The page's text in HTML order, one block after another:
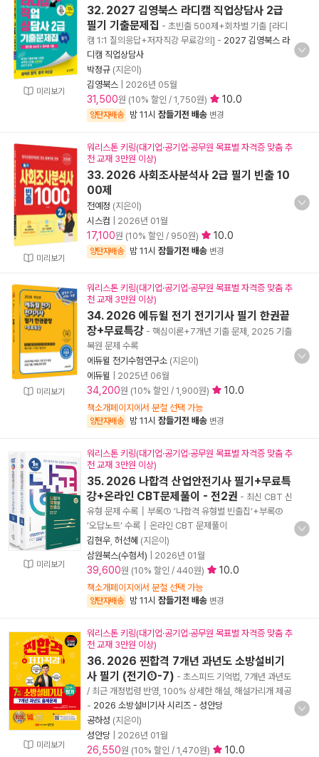
미리보기
32. 2027 김영북스 라디캠 직업상담사 2급
필기 기출문제집 - 초빈출 500제+회차별 기출 [라디
캠 1:1 질의응답+저자직강 무료강의] - 2027 김영북스 라
디캠 직업상담사
박정규 (지은이)
김영북스
2026년 05월
31,500원 (10% 할인 / 1,750원) 10.0
양탄자배송 밤 11시 잠들기전 배송 변경
미리보기
워리스톤 키링(대기업·공기업·공무원 목표별 자격증 맞춤 추
천 교재 3만원 이상)
33. 2026 사회조사분석사 2급 필기 빈출 10
00제
전예정 (지은이)
시스컴
2026년 01월
17,100원 (10% 할인 / 950원) 10.0
양탄자배송 밤 11시 잠들기전 배송 변경
미리보기
워리스톤 키링(대기업·공기업·공무원 목표별 자격증 맞춤 추
천 교재 3만원 이상)
34. 2026 에듀윌 전기 전기기사 필기 한권끝
장+무료특강 - 핵심이론+7개년 기출 문제, 2025 기출
복원 문제 수록
에듀윌 전기수험연구소 (지은이)
에듀윌
2025년 06월
34,200원 (10% 할인 / 1,900원) 10.0
책소개페이지에서 분철 선택 가능
양탄자배송 밤 11시 잠들기전 배송 변경
미리보기
워리스톤 키링(대기업·공기업·공무원 목표별 자격증 맞춤 추
천 교재 3만원 이상)
35. 2026 나합격 산업안전기사 필기+무료특
강+온라인 CBT문제풀이 - 전2권 - 최신 CBT 신
유형 문제 수록┃부록① ’나합격 유형별 빈출집‘+부록②
’오답노트‘ 수록┃온라인 CBT 문제풀이
김현우 허선혜 (지은이)
삼원북스(수험서)
2026년 01월
39,600원 (10% 할인 / 440원) 10.0
책소개페이지에서 분철 선택 가능
양탄자배송 밤 11시 잠들기전 배송 변경
미리보기
워리스톤 키링(대기업·공기업·공무원 목표별 자격증 맞춤 추
천 교재 3만원 이상)
36. 2026 찐합격 7개년 과년도 소방설비기
사 필기 (전기①-7) - 초스피드 기억법, 7개년 과년도
/ 최근 개정법령 반영, 100% 상세한 해설, 해설가리개 제공
- 2026 소방설비기사 시리즈 - 성안당
공하성 (지은이)
성안당
2026년 01월
26,550원 (10% 할인 / 1,470원) 10.0